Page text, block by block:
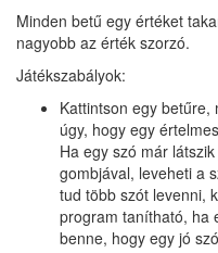
Minden betű egy értéket
nagyobb az érték szorzó.
Játékszabályok:
Kattintson egy
úgy, hogy egy
Ha egy szó már
gombjával, leveheti a
tud több szót levenni,
program tanítható, ha
benne, hogy egy jó